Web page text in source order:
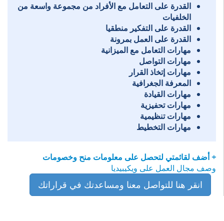
القدرة على التعامل مع الأفراد من مجموعة واسعة من
الخلفيات
القدرة على التفكير منطقيا
القدرة على العمل بمرونة
مهارات التعامل مع الميزانية
مهارات التواصل
مهارات إتخاذ القرار
المعرفة الجغرافية
مهارات القيادة
مهارات تحفيزية
مهارات تنظيمية
مهارات التخطيط
+ أضف لقائمتي لتحصل على معلومات منح وخصومات
وصف مجال العمل على ويكيبيديا
انقر هنا للتواصل معنا ومساعدتك في قراراتك